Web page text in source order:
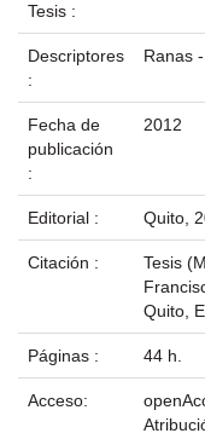
Tesis :
Descriptores
:
Ranas
Fecha de
publicación
:
2012
Editorial : Quito,
Citación :
Tesis
Quito,
Páginas : 44 h.
Acceso: